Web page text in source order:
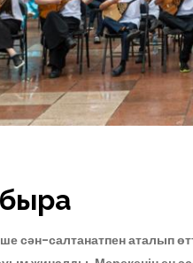
сән-салтанатпен аталып